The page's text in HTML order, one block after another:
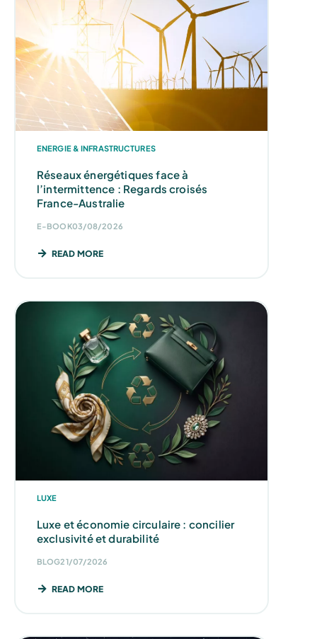
ENERGIE & INFRASTRUCTURES
Réseaux énergétiques face à
l’intermittence : Regards croisés
France-Australie
E-BOOK03/08/2026
READ MORE
LUXE
Luxe et économie circulaire : concilier
exclusivité et durabilité
BLOG21/07/2026
READ MORE